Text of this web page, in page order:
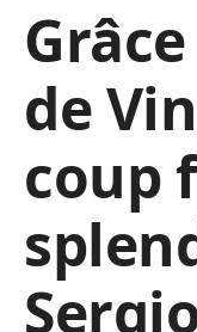
de
coup